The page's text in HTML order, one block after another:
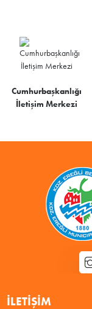
Cumhurbaşkanlığı
İletişim Merkezi
İLETIŞIM